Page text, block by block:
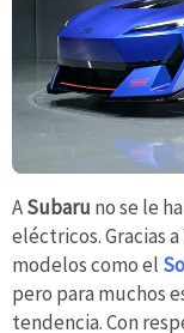
ASubaru no se le
eléctricos. Gracias
modelos como el
pero para muchos
tendencia. Con